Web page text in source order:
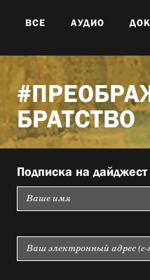
ВСЕ АУДИО
БРАТСТВО
Подписка на дайджест